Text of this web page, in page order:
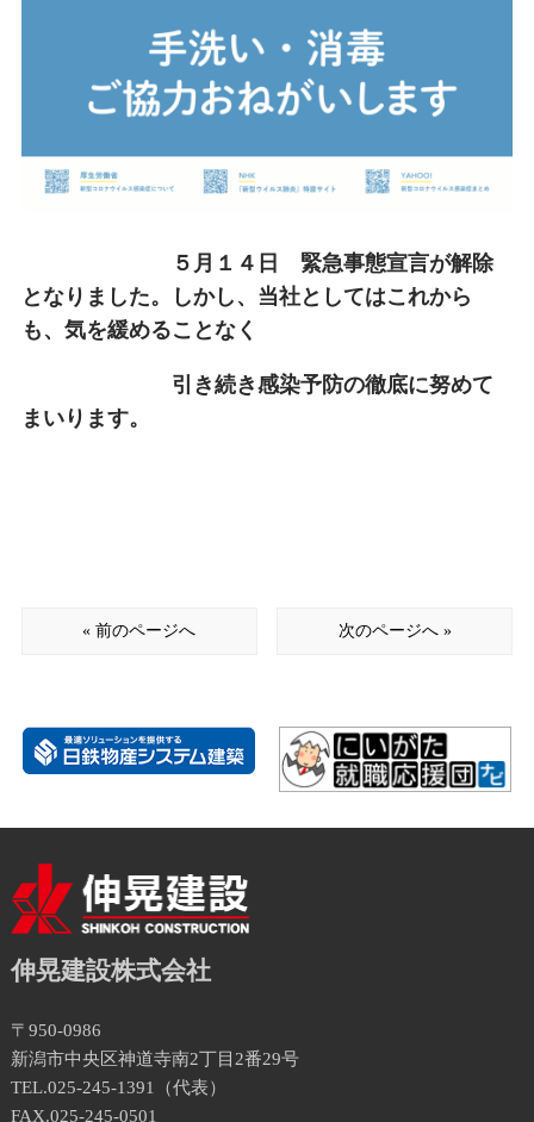
５月１４日 緊急事態宣言が解除
となりました。しかし、当社としてはこれから
も、気を緩めることなく
引き続き感染予防の徹底に努めて
まいります。
« 前のページへ 次のページへ »
伸晃建設株式会社
〒950-0986
新潟市中央区神道寺南2丁目2番29号
TEL.025-245-1391（代表）
FAX.025-245-0501